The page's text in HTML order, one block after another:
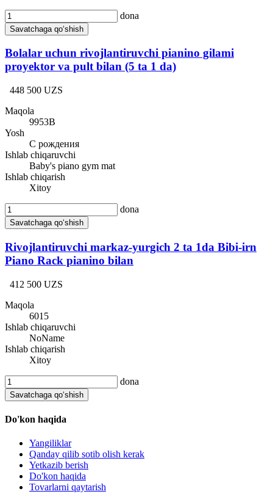
dona
Savatchaga qo‘shish
Bolalar uchun rivojlantiruvchi pianino gilami
proyektor va pult bilan (5 ta 1 da)
448 500 UZS
Maqola
9953В
Yosh
С рождения
Ishlab chiqaruvchi
Baby's piano gym mat
Ishlab chiqarish
Xitoy
dona
Savatchaga qo‘shish
Rivojlantiruvchi markaz-yurgich 2 ta 1da Bibi-irn
Piano Rack pianino bilan
412 500 UZS
Maqola
6015
Ishlab chiqaruvchi
NoName
Ishlab chiqarish
Xitoy
dona
Savatchaga qo‘shish
Do'kon haqida
Yangiliklar
Qanday qilib sotib olish kerak
Yetkazib berish
Do'kon haqida
Tovarlarni qaytarish